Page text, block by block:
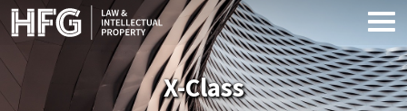
Skip to main content
X-Class